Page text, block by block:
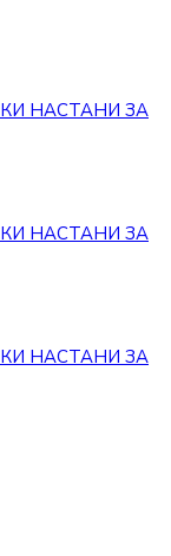
НАСТАНИ ЗА
НАСТАНИ ЗА
НАСТАНИ ЗА